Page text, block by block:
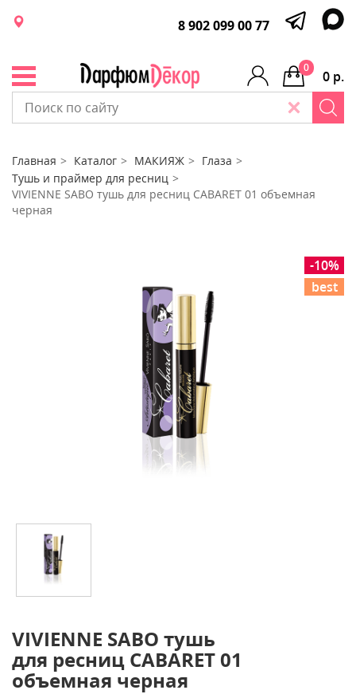
8 902 099 00 77
0 р.
0
Главная Каталог МАКИЯЖ
Глаза
Тушь и праймер для ресниц
VIVIENNE SABO тушь для ресниц CABARET 01 объемная
черная
-10%
best
VIVIENNE SABO тушь
для ресниц CABARET 01
объемная черная